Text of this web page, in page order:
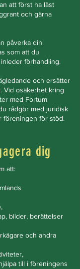
att först ha läst
och gärna
påverka din
som att du
förhandling.
och ersätter
Vid osäkerhet kring
med Fortum
rådgör med juridisk
föreningen för stöd.
dig
att:
bilder, berättelser
och andra
till i föreningens